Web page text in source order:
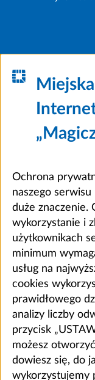
Ochrona
naszego
duże znaczenie.
wykorzystanie i
użytkownikach
minimum
usług na
cookies
prawidłowego
analizy liczby
przycisk
możesz
dowiesz się, do
wykorzystujemy